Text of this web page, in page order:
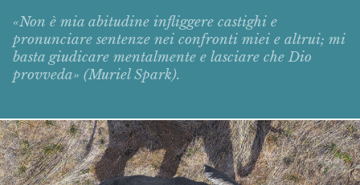
«Non è mia abitudine infliggere castighi e
pronunciare sentenze nei confronti miei e altrui; mi
basta giudicare mentalmente e lasciare che Dio
provveda» (Muriel Spark).